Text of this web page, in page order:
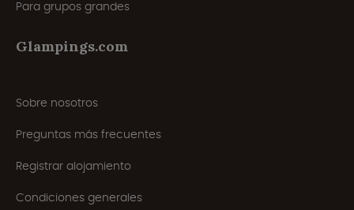
Para grupos grandes
Glampings.com
Sobre nosotros
Preguntas más frecuentes
Registrar alojamiento
Condiciones generales